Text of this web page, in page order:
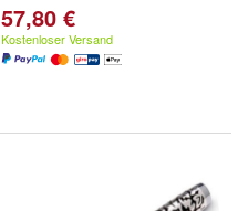
57,80 €
Kostenloser Versand